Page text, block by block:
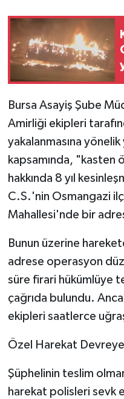
Bursa Asayiş Şube
Amirliği ekipleri
yakalanmasına
kapsamında, "kasten
hakkında 8 yıl
C.S.'nin Osmangazi
Mahallesi'nde bir
Bunun üzerine
adrese operasyon
süre firari hükümlüye
çağrıda bulundu.
ekipleri saatlerce
Özel Harekat
Şüphelinin teslim
harekat polisleri sevk